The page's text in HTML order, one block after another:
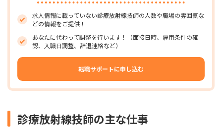
求人情報に載っていない診療放射線技師の人数や職場の雰囲気な
どの情報をご提供！
あなたに代わって調整を行います！（面接日時、雇用条件の確
認、入職日調整、辞退連絡など）
転職サポートに申し込む
診療放射線技師の主な仕事